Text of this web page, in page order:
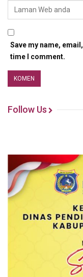
Save my name,
time I comment.
Follow Us